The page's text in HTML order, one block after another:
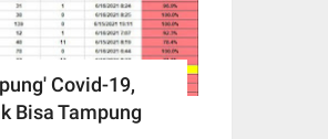
Covid-19,
Bisa Tampung